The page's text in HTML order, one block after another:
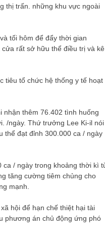
thị trấn. những khu vực ngoài
tối hôm để đẩy thời gian
rất sở hữu thể điều trị và kê
tiêu tổ chức hệ thống y tế hoạt
nhận thêm 76.402 tình huống
/ngày. Thứ trưởng Lee Ki-il nói
thể đạt đỉnh 300.000 ca / ​​ngày
ca / ​​ngày trong khoảng thời kì
tăng cường tiêm chủng cho
mạnh.
hội để hạn chế thiệt hại tài
phương án chủ động ứng phó